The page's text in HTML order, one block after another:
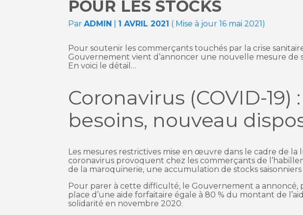
POUR LES STOCKS
ParADMIN 1 AVRIL 2021 ( Mise à jour 16 mai 2021)
Pour soutenir les commerçants touchés par la crise
Gouvernement vient d’annoncer une nouvelle mesure de
En voici le détail…
Coronavirus (COVID-19)
besoins, nouveau
Les mesures restrictives mise en œuvre dans le cadre de la
coronavirus provoquent chez les commerçants de
de la maroquinerie, une accumulation de stocks
Pour parer à cette difficulté, le Gouvernement a annoncé,
place d’une aide forfaitaire égale à 80 % du montant de
solidarité en novembre 2020.